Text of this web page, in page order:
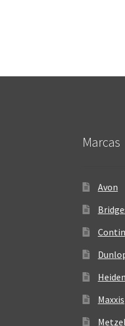
Marcas
Avon
Maxxis